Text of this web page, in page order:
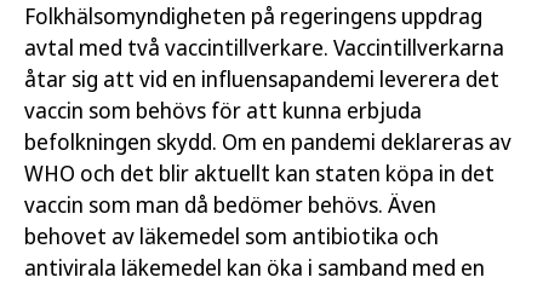
Folkhälsomyndigheten på regeringens uppdrag
avtal med två vaccintillverkare. Vaccintillverkarna
åtar sig att vid en influensapandemi leverera det
vaccin som behövs för att kunna erbjuda
befolkningen skydd. Om en pandemi deklareras av
WHO och det blir aktuellt kan staten köpa in det
vaccin som man då bedömer behövs. Även
behovet av läkemedel som antibiotika och
antivirala läkemedel kan öka i samband med en